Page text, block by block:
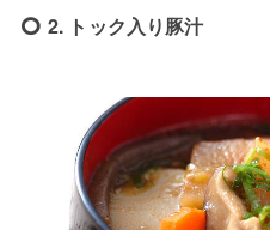
2. トック入り豚汁